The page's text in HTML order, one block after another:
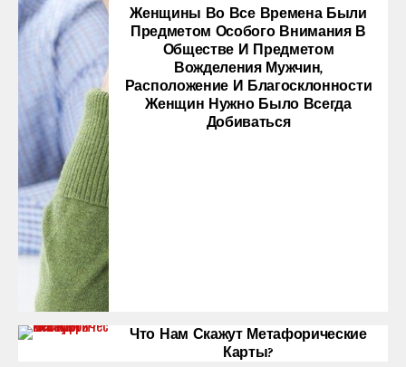
Женщины Во Все Времена Были
Предметом Особого Внимания В
Обществе И Предметом
Вожделения Мужчин,
Расположение И Благосклонности
Женщин Нужно Было Всегда
Добиваться
Что Нам Скажут Метафорические
Карты?